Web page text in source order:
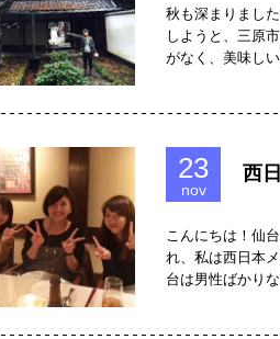
秋も深まりまし
しようと、三原
がなく、美味し
23
nov
西
こんにちは！仙
れ、私は西日本
台は男性ばかり